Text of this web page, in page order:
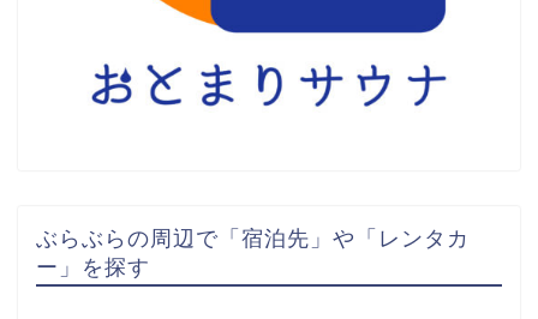
ぶらぶらの周辺で「宿泊先」や「レンタカ
ー」を探す